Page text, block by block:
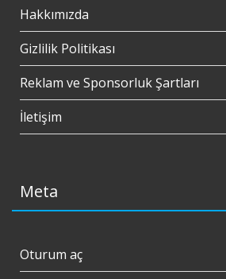
Hakkımızda
Gizlilik Politikası
Reklam ve Sponsorluk Şartları
İletişim
Meta
Oturum aç